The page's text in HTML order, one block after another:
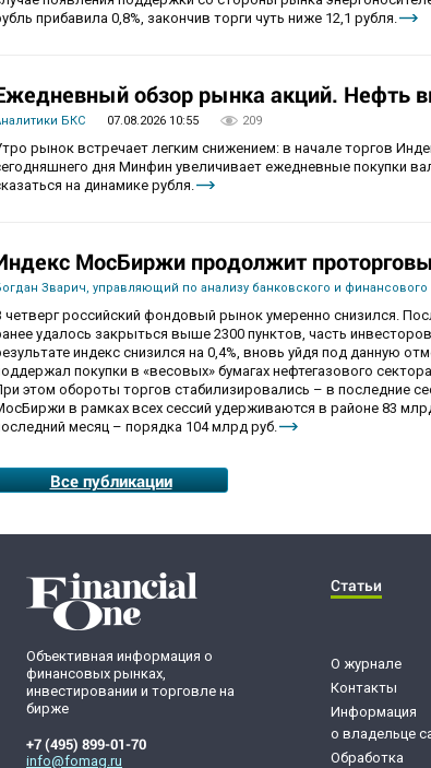
прибавила 0,8%, закончив торги чуть ниже 12,1 рубля.
обзор рынка акций. Нефть
БКС 07.08.2026 10:55 209
рынок встречает легким снижением: в начале торгов
дня Минфин увеличивает ежедневные покупки
на динамике рубля.
МосБиржи продолжит
Зварич, управляющий по анализу банковского и
четверг российский фондовый рынок умеренно снизился.
удалось закрыться выше 2300 пунктов, часть
индекс снизился на 0,4%, вновь уйдя под данную
покупки в «весовых» бумагах нефтегазового
этом обороты торгов стабилизировались – в последние
в рамках всех сессий удерживаются в районе 83
месяц – порядка 104 млрд руб.
Все публикации
Объективная информация о
финансовых рынках,
инвестировании и торговле на
бирже
+7 (495) 899-01-70
info@fomag.ru
Статьи
О журнале
Контакты
Информация
о владельце
Обработка